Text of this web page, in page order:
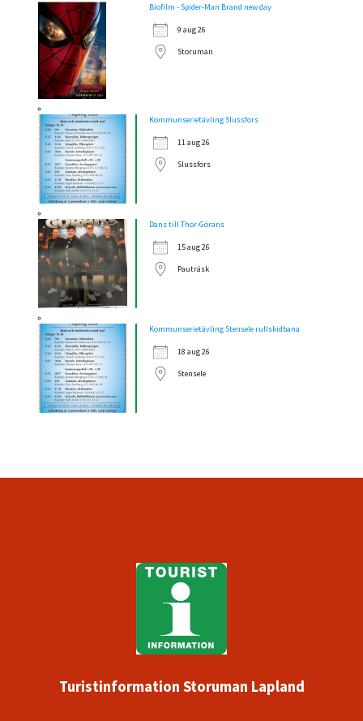
Biofilm - Spider-Man Brand new day
9 aug 26
Storuman
Kommunserietävling Slussfors
11 aug 26
Slussfors
Dans till Thor-Görans
15 aug 26
Pauträsk
Kommunserietävling Stensele rullskidbana
18 aug 26
Stensele
Turistinformation Storuman Lapland